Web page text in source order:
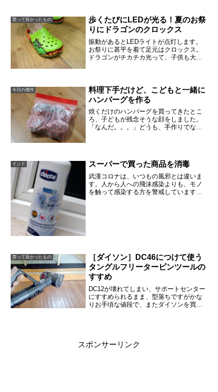
半分くらい。子どもは...
買って良かったもの
歩くたびにLEDが光る！夏のお祭
りにドラゴンのクロックス
振動があるとLEDライトが点灯します。
お祭りに甚平を着て足元はクロックス。
ドラゴンがチカチカ光って、子供も大満
ようにしてい...
今日の傑作
料理下手だけど、こどもと一緒に
ハンバーグを作る
焼くだけのハンバーグを買ってきたとこ
ろ、子どもが残念そうな顔をしました。
「なんだ。。。」どうも、手作りでない
チャレンジすることにしま...
インド スーパーで買った商品を消毒
武漢コロナは、いつもの風邪とは違いま
す。人から人への飛沫感染よりも、モノ
を触って感染する方を警戒しています。
買って良かったもの
［ダイソン］DC46につけて使う
タングルフリータービンツールの
すすめ
DC12が壊れてしまい、サポートセンター
にすすめられるまま、型落ちですがかな
りお手頃な値段で、またダイソンを買い
スポンサーリンク